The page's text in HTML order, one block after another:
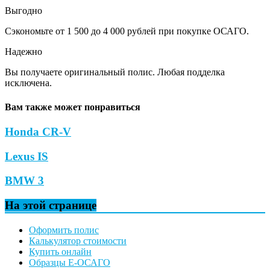
Выгодно
Сэкономьте от 1 500 до 4 000 рублей при покупке ОСАГО.
Надежно
Вы получаете оригинальный полис. Любая подделка
исключена.
Вам также может понравиться
Honda CR-V
Lexus IS
BMW 3
На этой странице
Оформить полис
Калькулятор стоимости
Купить онлайн
Образцы Е-ОСАГО